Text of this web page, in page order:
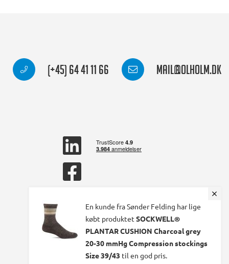
(+45) 64 41 11 66 mail@olholm.dk
linkedin
square
square
En kunde fra Sønder Felding har lige
købt produktet SOCKWELL®
PLANTAR CUSHION Charcoal grey
20-30 mmHg Compression stockings
Size 39/43 til en god pris.